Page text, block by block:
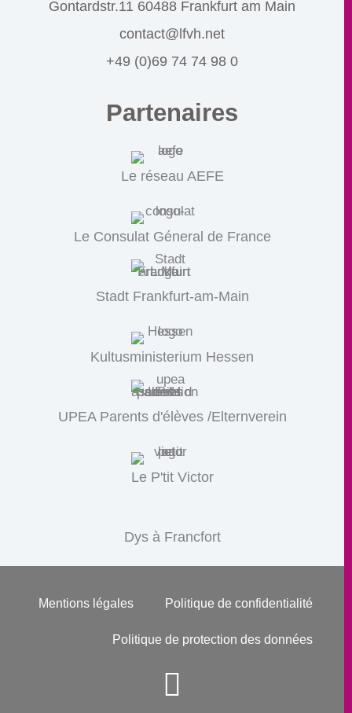
Gontardstr.11 60488 Frankfurt am Main
contact@lfvh.net
+49 (0)69 74 74 98 0
Partenaires
Le réseau AEFE
Le Consulat Géneral de France
Stadt Frankfurt-am-Main
Kultusministerium Hessen
UPEA Parents d'élèves /Elternverein
Le P'tit Victor
Dys à Francfort
Mentions légales Politique de confidentialité
Politique de protection des données